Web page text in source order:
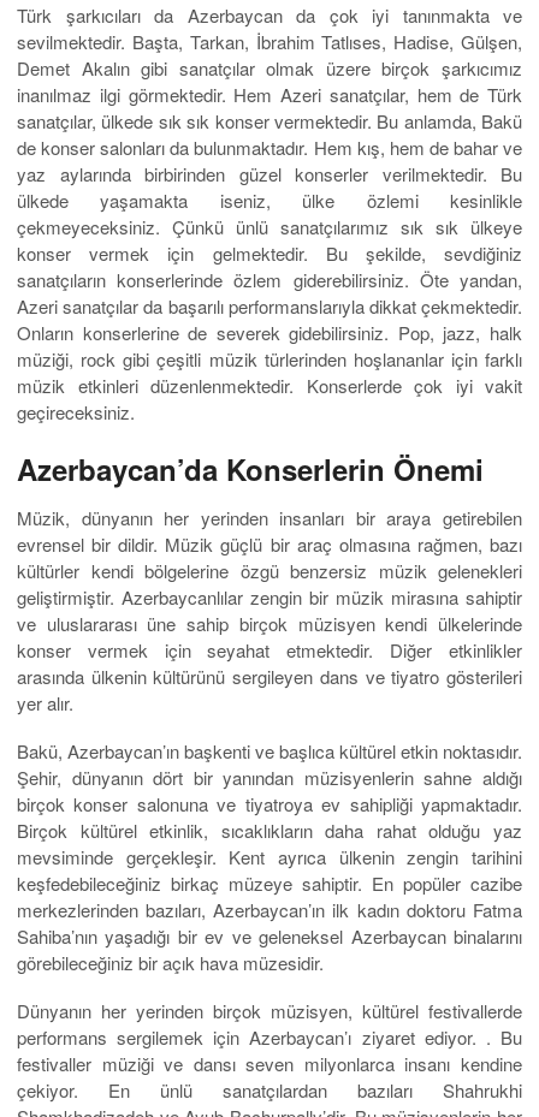
Türk şarkıcıları da Azerbaycan da çok iyi tanınmakta ve
sevilmektedir. Başta, Tarkan, İbrahim Tatlıses, Hadise, Gülşen,
Demet Akalın gibi sanatçılar olmak üzere birçok şarkıcımız
inanılmaz ilgi görmektedir. Hem Azeri sanatçılar, hem de Türk
sanatçılar, ülkede sık sık konser vermektedir. Bu anlamda, Bakü
de konser salonları da bulunmaktadır. Hem kış, hem de bahar ve
yaz aylarında birbirinden güzel konserler verilmektedir. Bu
ülkede yaşamakta iseniz, ülke özlemi kesinlikle
çekmeyeceksiniz. Çünkü ünlü sanatçılarımız sık sık ülkeye
konser vermek için gelmektedir. Bu şekilde, sevdiğiniz
sanatçıların konserlerinde özlem giderebilirsiniz. Öte yandan,
Azeri sanatçılar da başarılı performanslarıyla dikkat çekmektedir.
Onların konserlerine de severek gidebilirsiniz. Pop, jazz, halk
müziği, rock gibi çeşitli müzik türlerinden hoşlananlar için farklı
müzik etkinleri düzenlenmektedir. Konserlerde çok iyi vakit
geçireceksiniz.
Azerbaycan’da Konserlerin Önemi
Müzik, dünyanın her yerinden insanları bir araya getirebilen
evrensel bir dildir. Müzik güçlü bir araç olmasına rağmen, bazı
kültürler kendi bölgelerine özgü benzersiz müzik gelenekleri
geliştirmiştir. Azerbaycanlılar zengin bir müzik mirasına sahiptir
ve uluslararası üne sahip birçok müzisyen kendi ülkelerinde
konser vermek için seyahat etmektedir. Diğer etkinlikler
arasında ülkenin kültürünü sergileyen dans ve tiyatro gösterileri
yer alır.
Bakü, Azerbaycan’ın başkenti ve başlıca kültürel etkin noktasıdır.
Şehir, dünyanın dört bir yanından müzisyenlerin sahne aldığı
birçok konser salonuna ve tiyatroya ev sahipliği yapmaktadır.
Birçok kültürel etkinlik, sıcaklıkların daha rahat olduğu yaz
mevsiminde gerçekleşir. Kent ayrıca ülkenin zengin tarihini
keşfedebileceğiniz birkaç müzeye sahiptir. En popüler cazibe
merkezlerinden bazıları, Azerbaycan’ın ilk kadın doktoru Fatma
Sahiba’nın yaşadığı bir ev ve geleneksel Azerbaycan binalarını
görebileceğiniz bir açık hava müzesidir.
Dünyanın her yerinden birçok müzisyen, kültürel festivallerde
performans sergilemek için Azerbaycan’ı ziyaret ediyor. . Bu
festivaller müziği ve dansı seven milyonlarca insanı kendine
çekiyor. En ünlü sanatçılardan bazıları Shahrukhi